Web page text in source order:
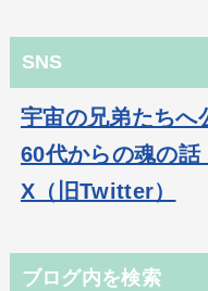
SNS
宇宙の兄弟たちへ
60代からの魂の話
X（旧Twitter）
ブログ内を検索